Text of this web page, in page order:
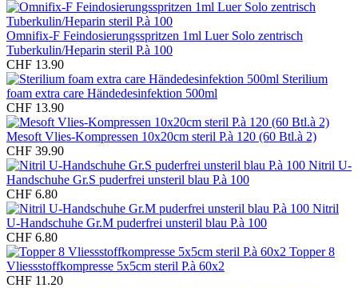
Omnifix-F Feindosierungsspritzen 1ml Luer Solo zentrisch
Tuberkulin/Heparin steril P.à 100
CHF 13.90
Sterilium
foam extra care Händedesinfektion 500ml
CHF 13.90
Mesoft Vlies-Kompressen 10x20cm steril P.à 120 (60 Btl.à 2)
CHF 39.90
Nitril U-
Handschuhe Gr.S puderfrei unsteril blau P.à 100
CHF 6.80
Nitril
U-Handschuhe Gr.M puderfrei unsteril blau P.à 100
CHF 6.80
Topper 8
Vliessstoffkompresse 5x5cm steril P.à 60x2
CHF 11.20